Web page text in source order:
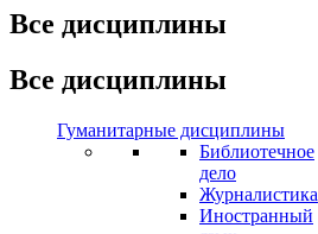
Все дисциплины
Все дисциплины
Гуманитарные дисциплины
Библиотечное
дело
Журналистика
Иностранный